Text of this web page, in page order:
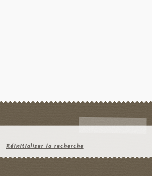
Réinitialiser la recherche